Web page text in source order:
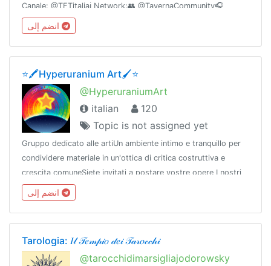
Canale: @TFTitaliaℹ️ Network:👥 @TavernaCommunity🎧
Discord: discord.gg/KkhxZPX🌐 Powered by
@TavernaNetwork
⭐️🖍Hyperuranium Art🖌⭐️
@HyperuraniumArt
italian
120
Topic is not assigned yet
Gruppo dedicato alle artiUn ambiente intimo e tranquillo per
condividere materiale in un'ottica di critica costruttiva e
crescita comuneSiete invitati a postare vostre opere I nostri
gruppi su > @HyperuraniumNetworkDiscord:
https://discord.gg/Vnf7KWX
Tarologia: 𝐼𝓁 𝒯𝑒𝓂𝓅𝒾𝑜 𝒹𝑒𝒾 𝒯𝒶𝓇𝑜𝒸𝒸𝒽𝒾
@tarocchidimarsigliajodorowsky